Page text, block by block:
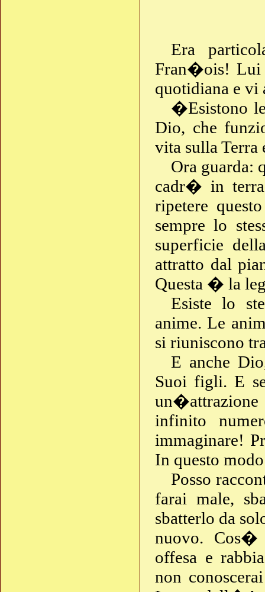
Era
Fran�ois! Lui
quotidiana e
�Esistono
Dio, che
vita sulla
Ora guarda:
cadr� in
ripetere
sempre lo
superficie
attratto dal
Questa � la
Esiste lo
anime. Le
si riuniscono
E anche
Suoi figli. E
infinito
immaginare!
In questo
Posso
farai male,
sbatterlo da
nuovo. Cos�
offesa e
non